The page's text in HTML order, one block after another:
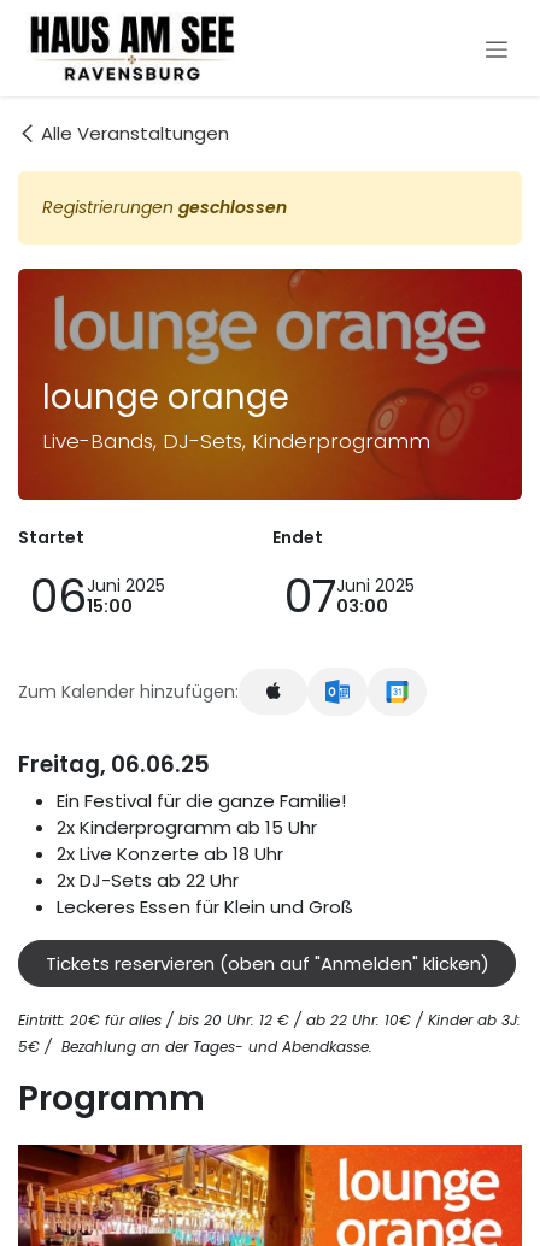
Zum Inhalt springen
Alle Veranstaltungen
Registrierungen geschlossen
lounge orange
Live-Bands, DJ-Sets, Kinderprogramm
Startet
06Juni 2025
15:00
Endet
07Juni 2025
03:00
Zum Kalender hinzufügen:
Freitag, 06.06.25
Ein Festival für die ganze Familie!
2x Kinderprogramm ab 15 Uhr
2x Live Konzerte ab 18 Uhr
2x DJ-Sets ab 22 Uhr
Leckeres Essen für Klein und Groß
Tickets reservieren (oben auf "Anmelden" klicken)
Eintritt: 20€ für alles / bis 20 Uhr: 12 € / ab 22 Uhr: 10€ / Kinder ab 3J:
5€ / Bezahlung an der Tages- und Abendkasse.
Programm